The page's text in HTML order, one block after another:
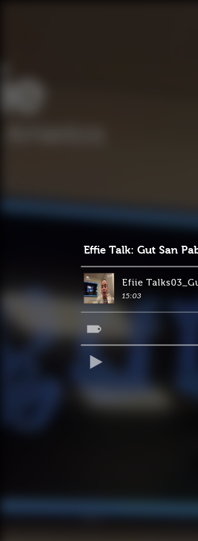
Effie Talk: Gut San
Efiie
15:03